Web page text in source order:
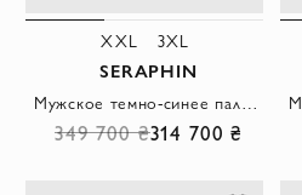
XXL 3XL
SERAPHIN
349 700 ₴314 700 ₴